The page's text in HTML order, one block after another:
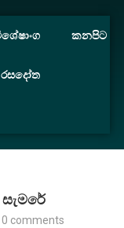
රසදෝත
කනපිට
0 comments